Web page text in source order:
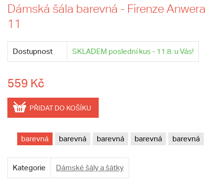
Dámská šála barevná - Firenze Anwera
11
Dostupnost SKLADEM poslední kus - 11.8. u Vás!
559 Kč
PŘIDAT DO KOŠÍKU
barevná barevná barevná barevná barevná
Kategorie Dámské šály a šátky